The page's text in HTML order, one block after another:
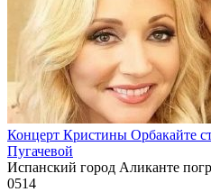
Концерт Кристины Орбакайте
Пугачевой
Испанский город Аликанте
0514